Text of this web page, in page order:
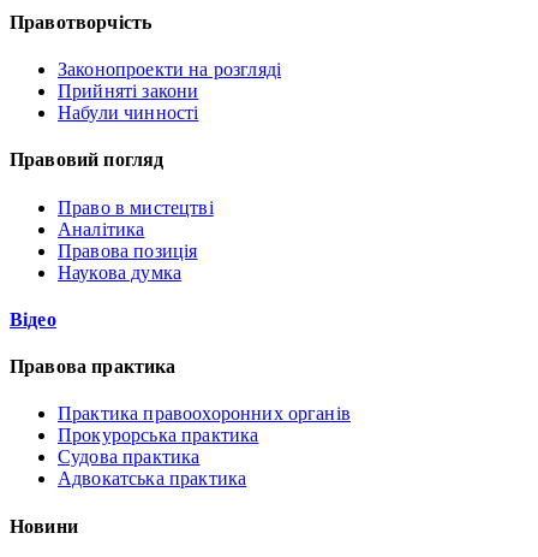
Правотворчість
Законопроекти на розгляді
Прийняті закони
Набули чинності
Правовий погляд
Право в мистецтві
Аналітика
Правова позиція
Наукова думка
Відео
Правова практика
Практика правоохоронних органів
Прокурорська практика
Судова практика
Адвокатська практика
Новини